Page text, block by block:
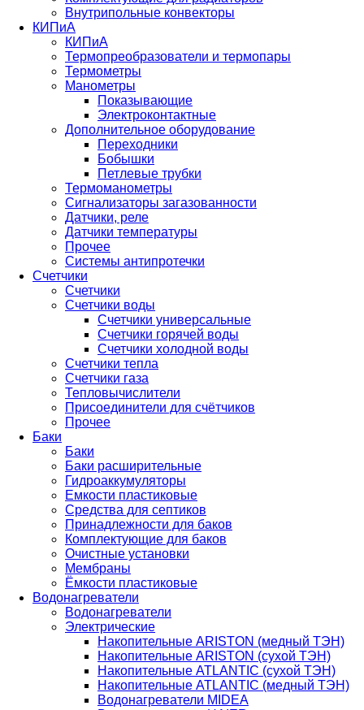
Внутрипольные конвекторы
КИПиА
КИПиА
Термопреобразователи и термопары
Термометры
Манометры
Показывающие
Электроконтактные
Дополнительное оборудование
Переходники
Бобышки
Петлевые трубки
Термоманометры
Сигнализаторы загазованности
Датчики, реле
Датчики температуры
Прочее
Системы антипротечки
Счетчики
Счетчики
Счетчики воды
Счетчики универсальные
Счетчики горячей воды
Счетчики холодной воды
Счетчики тепла
Счетчики газа
Тепловычислители
Присоединители для счётчиков
Прочее
Баки
Баки
Баки расширительные
Гидроаккумуляторы
Емкости пластиковые
Средства для септиков
Принадлежности для баков
Комплектующие для баков
Очистные установки
Мембраны
Ёмкости пластиковые
Водонагреватели
Водонагреватели
Электрические
Накопительные ARISTON (медный ТЭН)
Накопительные ARISTON (сухой ТЭН)
Накопительные ATLANTIC (сухой ТЭН)
Накопительные ATLANTIC (медный ТЭН)
Водонагреватели MIDEA